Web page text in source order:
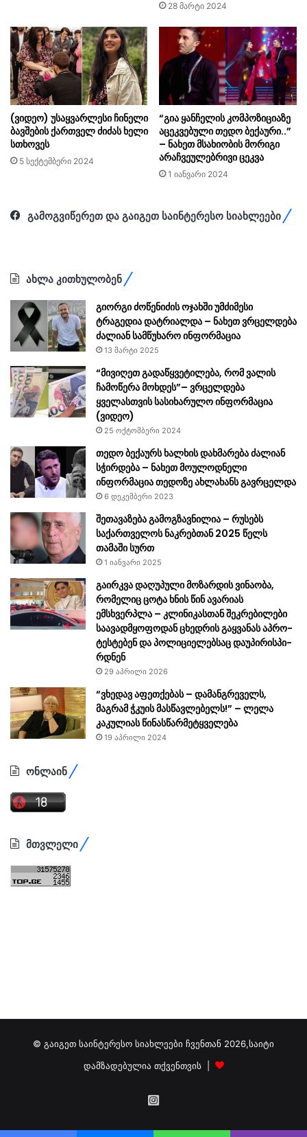
28 მარტი 2024
(ვიდეო) უსაყვარლესი ჩინელი
ბავშების ქართველ ძიძას ხელი
სთხოვეს
5 სექტემბერი 2024
“გია ყანჩელის კომპოზიციაზე
აცეკვებული თედო ბექაური..”
– ნახეთ მსახიობის მორიგი
არაჩვეულებრივი ცეკვა
1 იანვარი 2024
გამოგვიწერეთ და გაიგეთ საინტერესო სიახლეები
ახლა კითხულობენ
გიორგი ძოწენიძის ოჯახში უმძიმესი
ტრაგედია დატრიალდა – ნახეთ ვრცელდება
ძალიან სამწუხარო ინფორმაცია
13 მარტი 2025
“მივიღეთ გადაწყვეტილება, რომ ვალის
ჩამოწერა მოხდეს”– ვრცელდება
ყველასთვის სასიხარულო ინფორმაცია
(ვიდეო)
25 ოქტომბერი 2024
თედო ბექაურს ხალხის დახმარება ძალიან
სჭირდება – ნახეთ მოულოდნელი
ინფორმაცია თედოზე ახლახანს გავრცელდა
6 დეკემბერი 2023
შეთავაზება გამოგზავნილია – რუსებს
საქართველოს ნაკრებთან 2025 წელს
თამაში სურთ
1 იანვარი 2025
გაირკვა დაღუპული მოზარდის ვინაობა,
რომელიც ცოტა ხნის წინ ავარიას
ემსხვერპლა – კლი­ნი­კასთან შეკრებილები
საავადმყოფოდან ცხედ­რის გაყ­ვა­ნას აპ­რო­
ტეს­ტებენ და პო­ლი­ცი­ე­ლებ­საც დაუ­პი­რის­პი­
რდნენ
29 აპრილი 2026
“ვხედავ აფეთქებას – დამანგრეველს,
მაგრამ ჭკუის მასწავლებელს!” – ლელა
კაკულიას წინასწარმეტყველება
19 აპრილი 2024
ონლაინ
მთვლელი
© გაიგეთ საინტერესო სიახლეები ჩვენთან 2026,საიტი
დამზადებულია თქვენთვის |
გამოგვიწერეთ
ინსტაგრამზე